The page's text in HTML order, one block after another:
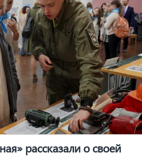
рассказали о своей